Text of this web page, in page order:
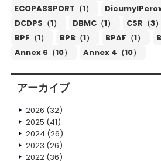
ECOPASSPORT（1）
DCDPS（1）
DBMC（1） CSR（3）
BPF（1）
BPB（1） BPAF（1）
Annex 6（10）
Annex 4（10）
アーカイブ
2026 (32)
2025 (41)
2024 (26)
2023 (26)
2022(36)